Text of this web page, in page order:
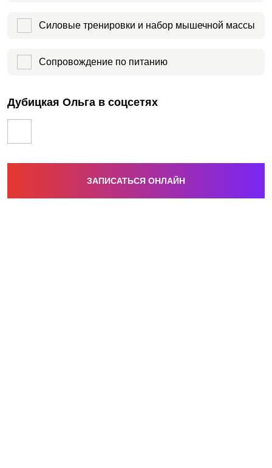
Силовые тренировки и набор мышечной массы
Сопровождение по питанию
Дубицкая Ольга в соцсетях
ЗАПИСАТЬСЯ ОНЛАЙН